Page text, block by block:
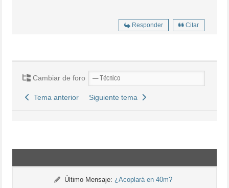
Responder Citar
Cambiar de foro
Tema anterior Siguiente tema
Último Mensaje: ¿Acoplará en 40m?